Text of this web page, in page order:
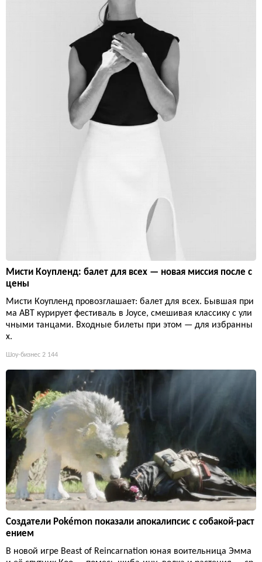
Мисти Коупленд: балет для всех — новая миссия после с
цены
Мисти Коупленд провозглашает: балет для всех. Бывшая при
ма ABT курирует фестиваль в Joyce, смешивая классику с ули
чными танцами. Входные билеты при этом — для избранны
х.
Шоу-бизнес 2 144
Создатели Pokémon показали апокалипсис с собакой-раст
ением
В новой игре Beast of Reincarnation юная воительница Эмма